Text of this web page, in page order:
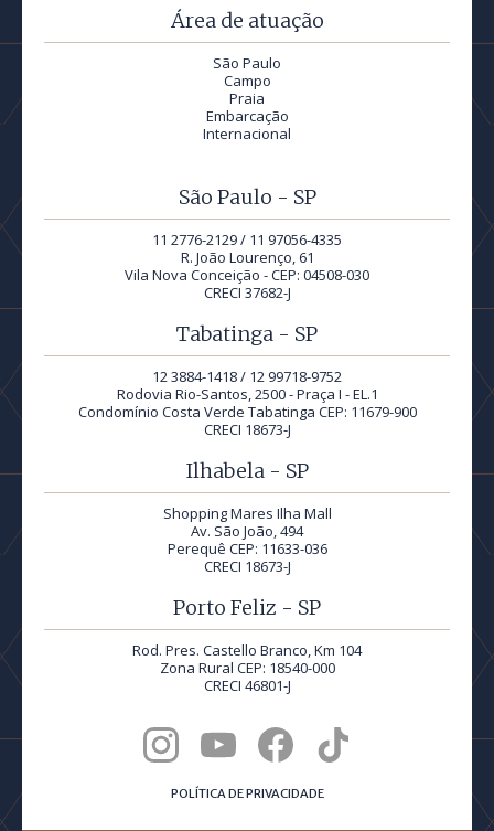
Área de atuação
São Paulo
Campo
Praia
Embarcação
Internacional
São Paulo - SP
11 2776-2129 / 11 97056-4335
R. João Lourenço, 61
Vila Nova Conceição - CEP: 04508-030
CRECI 37682-J
Tabatinga - SP
12 3884-1418 / 12 99718-9752
Rodovia Rio-Santos, 2500 - Praça I - EL.1
Condomínio Costa Verde Tabatinga CEP: 11679-900
CRECI 18673-J
Ilhabela - SP
Shopping Mares Ilha Mall
Av. São João, 494
Perequê CEP: 11633-036
CRECI 18673-J
Porto Feliz - SP
Rod. Pres. Castello Branco, Km 104
Zona Rural CEP: 18540-000
CRECI 46801-J
POLÍTICA DE PRIVACIDADE